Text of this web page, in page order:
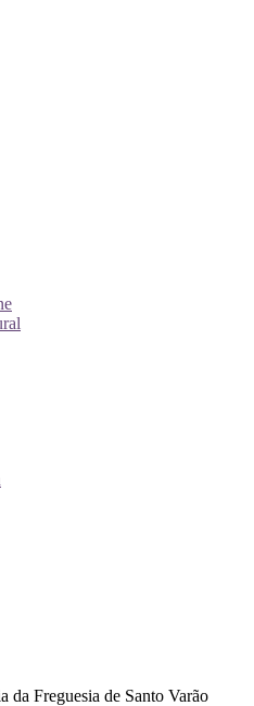
da Freguesia de Santo Varão